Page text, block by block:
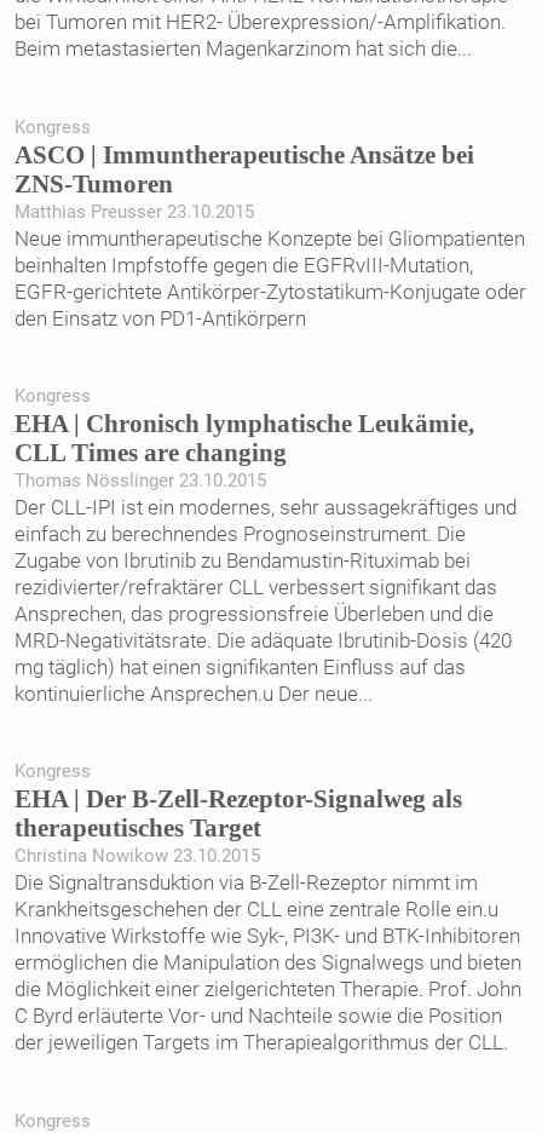
bei Tumoren mit HER2- Überexpression/-Amplifikation.
Beim metastasierten Magenkarzinom hat sich die...
Kongress
ASCO | Immuntherapeutische Ansätze bei
ZNS-Tumoren
Matthias Preusser 23.10.2015
Neue immuntherapeutische Konzepte bei Gliompatienten
beinhalten Impfstoffe gegen die EGFRvIII-Mutation,
EGFR-gerichtete Antikörper-Zytostatikum-Konjugate oder
den Einsatz von PD1-Antikörpern
Kongress
EHA | Chronisch lymphatische Leukämie,
CLL Times are changing
Thomas Nösslinger 23.10.2015
Der CLL-IPI ist ein modernes, sehr aussagekräftiges und
einfach zu berechnendes Prognose­instrument. Die
Zugabe von Ibrutinib zu Bendamustin-Rituximab bei
rezidivierter/refraktärer CLL verbessert signifikant das
Ansprechen, das progressionsfreie Überleben und die
MRD-Negativitätsrate. Die adäquate Ibrutinib-Dosis (420
mg täglich) hat einen signifikanten Einfluss auf das
kontinuierliche Ansprechen.u Der neue...
Kongress
EHA | Der B-Zell-Rezeptor-Signalweg als
therapeutisches Target
Christina Nowikow 23.10.2015
Die Signaltransduktion via B-Zell-Rezeptor nimmt im
Krankheitsgeschehen der CLL eine zentrale Rolle ein.u
Innovative Wirkstoffe wie Syk-, PI3K- und BTK-Inhibitoren
ermöglichen die Manipulation des Signalwegs und bieten
die Möglichkeit einer zielgerichteten Therapie. Prof. John
C Byrd erläuterte Vor- und Nachteile sowie die Position
der jeweiligen Targets im Therapiealgorithmus der CLL.
Kongress